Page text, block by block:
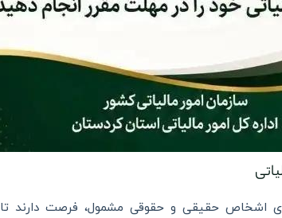
اشخاص حقیقی و حقوقی مشمول، فرصت دارند تا